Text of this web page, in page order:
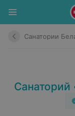
Санатории
Санаторий